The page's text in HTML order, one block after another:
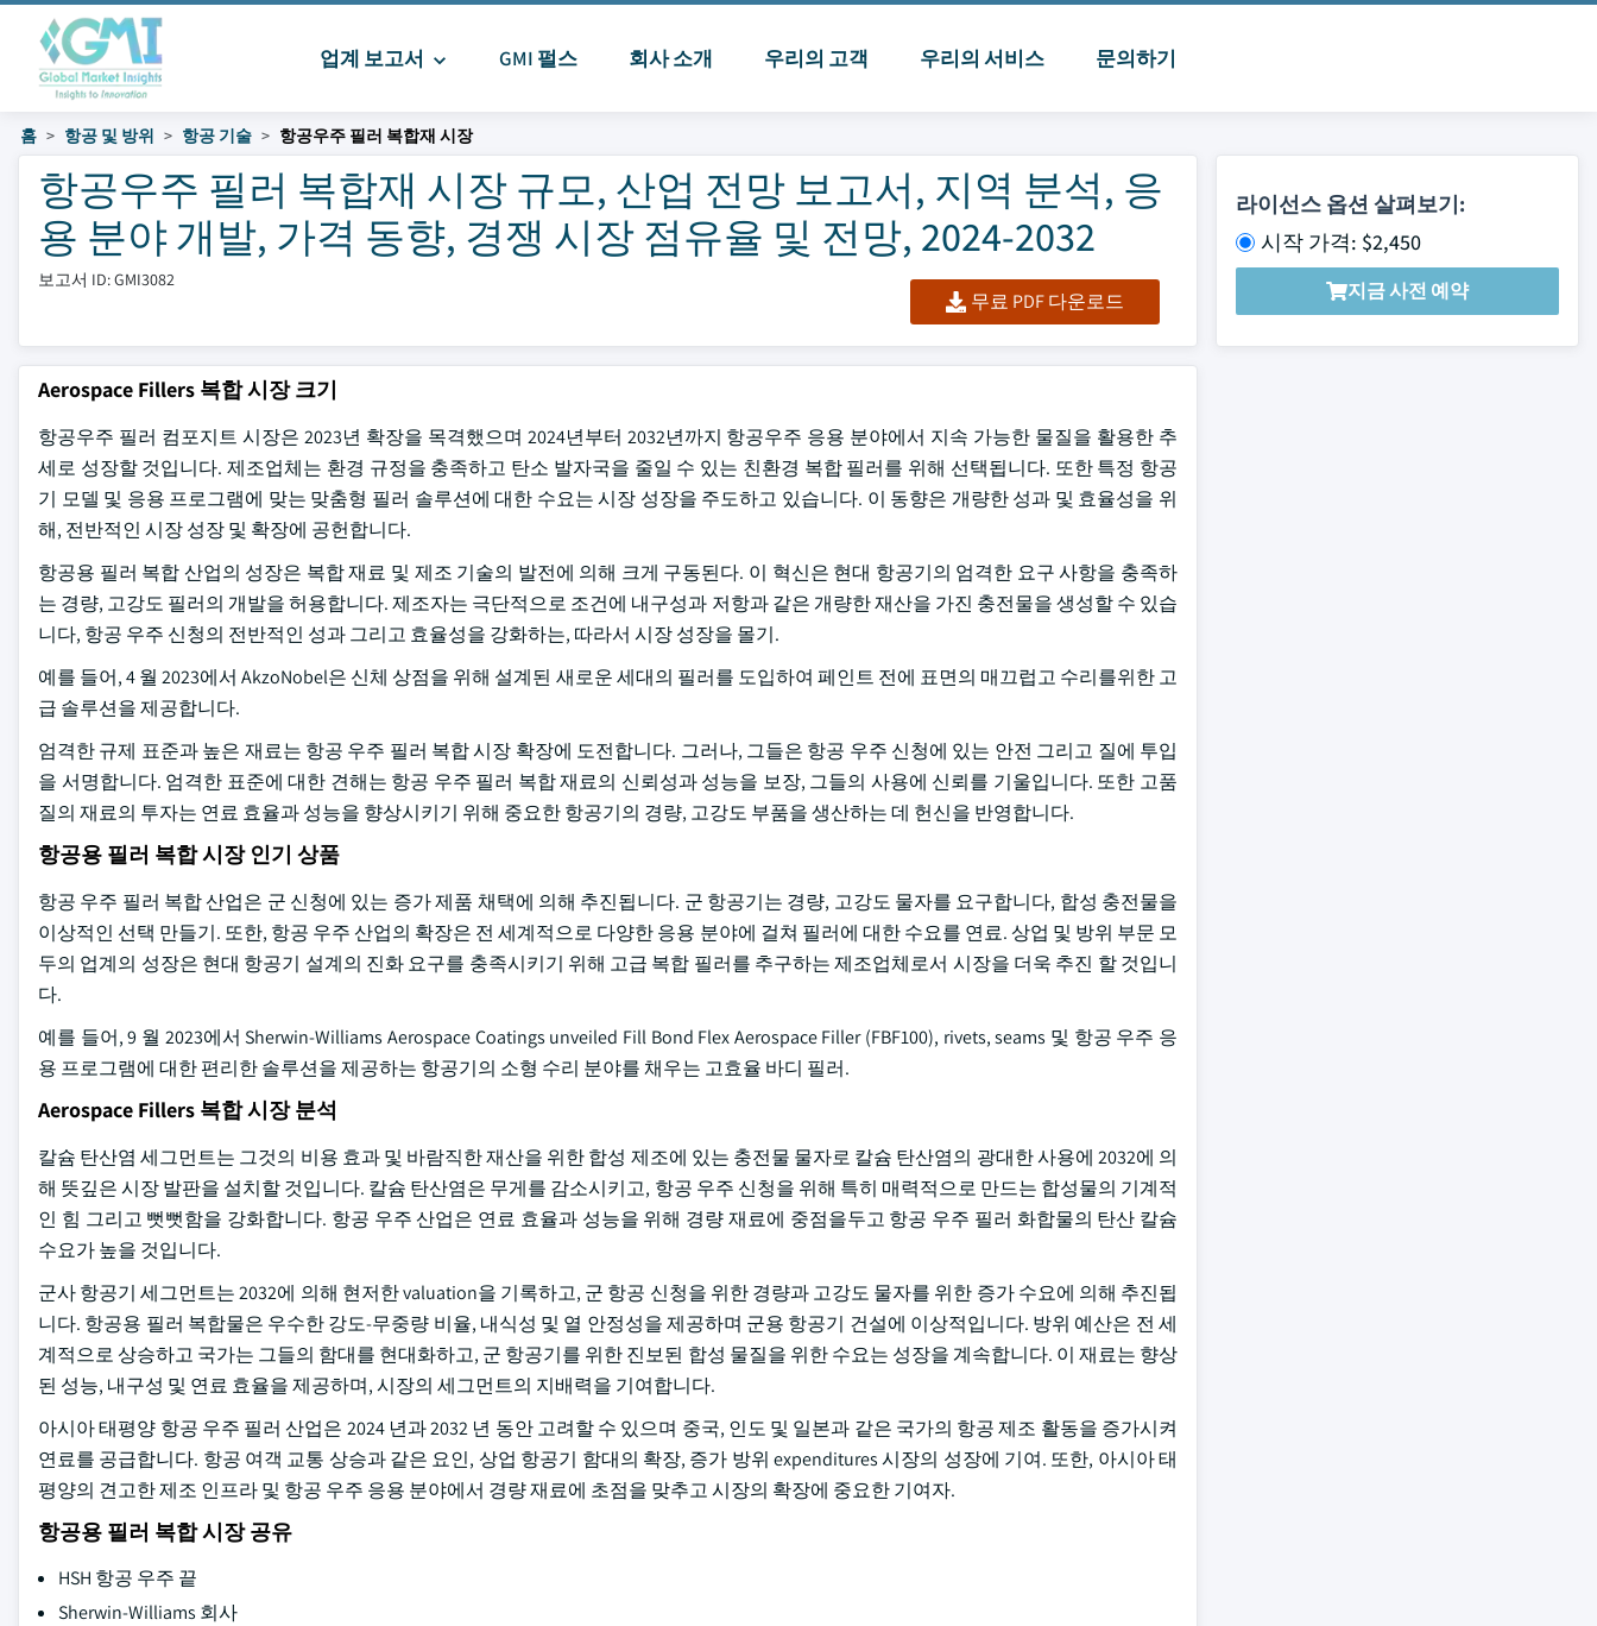
업계 보고서 GMI 펄스 회사 소개 우리의 고객 우리의 서비스 문의하기
홈 항공 및 방위 항공 기술 항공우주 필러 복합재 시장
항공우주 필러 복합재 시장 규모, 산업 전망 보고서, 지역 분석, 응
용 분야 개발, 가격 동향, 경쟁 시장 점유율 및 전망, 2024-2032
보고서 ID: GMI3082
무료 PDF 다운로드
라이선스 옵션 살펴보기:
시작 가격: $2,450
지금 사전 예약
Aerospace Fillers 복합 시장 크기
항공우주 필러 컴포지트 시장은 2023년 확장을 목격했으며 2024년부터 2032년까지 항공우주 응용 분야에서 지속 가능한 물질을 활용한 추
세로 성장할 것입니다. 제조업체는 환경 규정을 충족하고 탄소 발자국을 줄일 수 있는 친환경 복합 필러를 위해 선택됩니다. 또한 특정 항공
기 모델 및 응용 프로그램에 맞는 맞춤형 필러 솔루션에 대한 수요는 시장 성장을 주도하고 있습니다. 이 동향은 개량한 성과 및 효율성을 위
해, 전반적인 시장 성장 및 확장에 공헌합니다.
항공용 필러 복합 산업의 성장은 복합 재료 및 제조 기술의 발전에 의해 크게 구동된다. 이 혁신은 현대 항공기의 엄격한 요구 사항을 충족하
는 경량, 고강도 필러의 개발을 허용합니다. 제조자는 극단적으로 조건에 내구성과 저항과 같은 개량한 재산을 가진 충전물을 생성할 수 있습
니다, 항공 우주 신청의 전반적인 성과 그리고 효율성을 강화하는, 따라서 시장 성장을 몰기.
예를 들어, 4 월 2023에서 AkzoNobel은 신체 상점을 위해 설계된 새로운 세대의 필러를 도입하여 페인트 전에 표면의 매끄럽고 수리를위한 고
급 솔루션을 제공합니다.
엄격한 규제 표준과 높은 재료는 항공 우주 필러 복합 시장 확장에 도전합니다. 그러나, 그들은 항공 우주 신청에 있는 안전 그리고 질에 투입
을 서명합니다. 엄격한 표준에 대한 견해는 항공 우주 필러 복합 재료의 신뢰성과 성능을 보장, 그들의 사용에 신뢰를 기울입니다. 또한 고품
질의 재료의 투자는 연료 효율과 성능을 향상시키기 위해 중요한 항공기의 경량, 고강도 부품을 생산하는 데 헌신을 반영합니다.
항공용 필러 복합 시장 인기 상품
항공 우주 필러 복합 산업은 군 신청에 있는 증가 제품 채택에 의해 추진됩니다. 군 항공기는 경량, 고강도 물자를 요구합니다, 합성 충전물을
이상적인 선택 만들기. 또한, 항공 우주 산업의 확장은 전 세계적으로 다양한 응용 분야에 걸쳐 필러에 대한 수요를 연료. 상업 및 방위 부문 모
두의 업계의 성장은 현대 항공기 설계의 진화 요구를 충족시키기 위해 고급 복합 필러를 추구하는 제조업체로서 시장을 더욱 추진 할 것입니
다.
예를 들어, 9 월 2023에서 Sherwin-Williams Aerospace Coatings unveiled Fill Bond Flex Aerospace Filler (FBF100), rivets, seams 및 항공 우주 응
용 프로그램에 대한 편리한 솔루션을 제공하는 항공기의 소형 수리 분야를 채우는 고효율 바디 필러.
Aerospace Fillers 복합 시장 분석
칼슘 탄산염 세그먼트는 그것의 비용 효과 및 바람직한 재산을 위한 합성 제조에 있는 충전물 물자로 칼슘 탄산염의 광대한 사용에 2032에 의
해 뜻깊은 시장 발판을 설치할 것입니다. 칼슘 탄산염은 무게를 감소시키고, 항공 우주 신청을 위해 특히 매력적으로 만드는 합성물의 기계적
인 힘 그리고 뻣뻣함을 강화합니다. 항공 우주 산업은 연료 효율과 성능을 위해 경량 재료에 중점을두고 항공 우주 필러 화합물의 탄산 칼슘
수요가 높을 것입니다.
군사 항공기 세그먼트는 2032에 의해 현저한 valuation을 기록하고, 군 항공 신청을 위한 경량과 고강도 물자를 위한 증가 수요에 의해 추진됩
니다. 항공용 필러 복합물은 우수한 강도-무중량 비율, 내식성 및 열 안정성을 제공하며 군용 항공기 건설에 이상적입니다. 방위 예산은 전 세
계적으로 상승하고 국가는 그들의 함대를 현대화하고, 군 항공기를 위한 진보된 합성 물질을 위한 수요는 성장을 계속합니다. 이 재료는 향상
된 성능, 내구성 및 연료 효율을 제공하며, 시장의 세그먼트의 지배력을 기여합니다.
아시아 태평양 항공 우주 필러 산업은 2024 년과 2032 년 동안 고려할 수 있으며 중국, 인도 및 일본과 같은 국가의 항공 제조 활동을 증가시켜
연료를 공급합니다. 항공 여객 교통 상승과 같은 요인, 상업 항공기 함대의 확장, 증가 방위 expenditures 시장의 성장에 기여. 또한, 아시아 태
평양의 견고한 제조 인프라 및 항공 우주 응용 분야에서 경량 재료에 초점을 맞추고 시장의 확장에 중요한 기여자.
항공용 필러 복합 시장 공유
HSH 항공 우주 끝
Sherwin-Williams 회사